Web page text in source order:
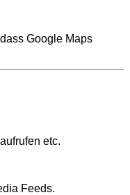
Google Maps
etc.
Feeds.